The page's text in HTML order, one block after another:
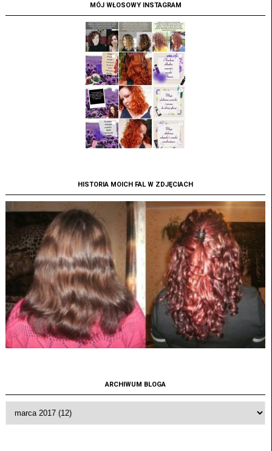
MÓJ WŁOSOWY INSTAGRAM
HISTORIA MOICH FAL W ZDJĘCIACH
ARCHIWUM BLOGA